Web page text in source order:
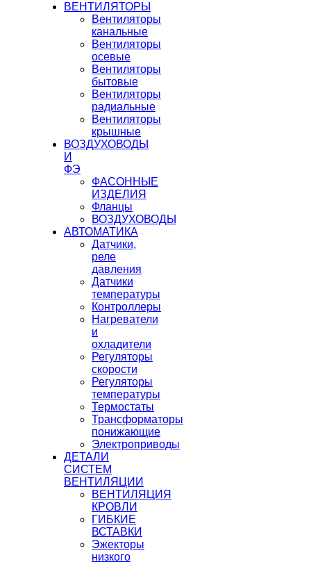
ВЕНТИЛЯТОРЫ
Вентиляторы
канальные
Вентиляторы
осевые
Вентиляторы
бытовые
Вентиляторы
радиальные
Вентиляторы
крышные
ВОЗДУХОВОДЫ
И
ФЭ
ФАСОННЫЕ
ИЗДЕЛИЯ
Фланцы
ВОЗДУХОВОДЫ
АВТОМАТИКА
Датчики,
реле
давления
Датчики
температуры
Контроллеры
Нагреватели
и
охладители
Регуляторы
скорости
Регуляторы
температуры
Термостаты
Трансформаторы
понижающие
Электроприводы
ДЕТАЛИ
СИСТЕМ
ВЕНТИЛЯЦИИ
ВЕНТИЛЯЦИЯ
КРОВЛИ
ГИБКИЕ
ВСТАВКИ
Эжекторы
низкого